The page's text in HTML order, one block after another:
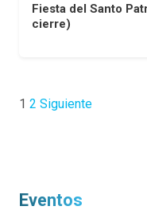
Fiesta del Santo
cierre)
Paginación
1 2 Siguiente
Eventos